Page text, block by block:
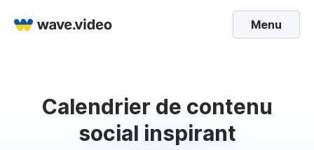
Menu
Calendrier de contenu
social inspirant